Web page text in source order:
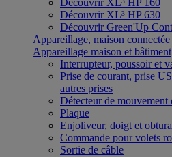
Découvrir XL³ HP 160
Découvrir XL³ HP 630
Découvrir Green'Up
Appareillage, maison
Appareillage maison et bâtiment
Interrupteur, poussoir et
Prise de courant, prise
autres prises
Détecteur de mouvement
Plaque
Enjoliveur, doigt et
Commande pour volets
Sortie de câble